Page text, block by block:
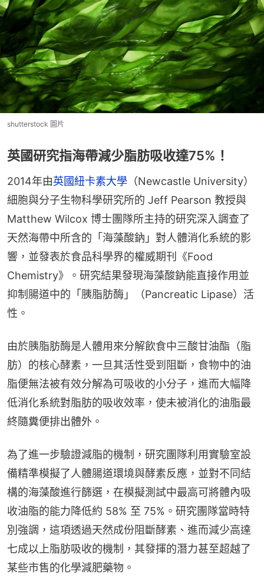
shutterstock 圖片
英國研究指海帶減少脂肪吸收達75%！
2014年由英國紐卡素大學 （Newcastle University）
細胞與分子生物科學研究所的 Jeff Pearson 教授與
Matthew Wilcox 博士團隊所主持的研究深入調查了
天然海帶中所含的「海藻酸鈉」對人體消化系統的影
響，並發表於食品科學界的權威期刊《Food
Chemistry》。研究結果發現海藻酸鈉能直接作用並
抑制腸道中的「胰脂肪酶」（Pancreatic Lipase）活
性。
由於胰脂肪酶是人體用來分解飲食中三酸甘油酯（脂
肪）的核心酵素，一旦其活性受到阻斷，食物中的油
脂便無法被有效分解為可吸收的小分子，進而大幅降
低消化系統對脂肪的吸收效率，使未被消化的油脂最
終隨糞便排出體外。
為了進一步驗證減脂的機制，研究團隊利用實驗室設
備精準模擬了人體腸道環境與酵素反應，並對不同結
構的海藻酸進行篩選，在模擬測試中最高可將體內吸
收油脂的能力降低約 58% 至 75%。研究團隊當時特
別強調，這項透過天然成份阻斷酵素、進而減少高達
七成以上脂肪吸收的機制，其發揮的潛力甚至超越了
某些市售的化學減肥藥物。